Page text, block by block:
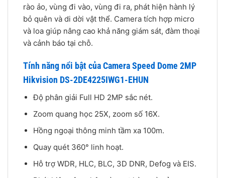
rào ảo, vùng đi vào, vùng đi ra, phát hiện hành lý
bỏ quên và di dời vật thể. Camera tích hợp micro
và loa giúp nâng cao khả năng giám sát, đàm thoại
và cảnh báo tại chỗ.
Tính năng nổi bật của Camera Speed Dome 2MP
Hikvision DS-2DE4225IWG1-EHUN
Độ phân giải Full HD 2MP sắc nét.
Zoom quang học 25X, zoom số 16X.
Hồng ngoại thông minh tầm xa 100m.
Quay quét 360° linh hoạt.
Hỗ trợ WDR, HLC, BLC, 3D DNR, Defog và EIS.